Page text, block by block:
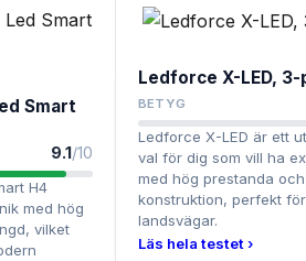
Smart
9.1/10
H4
med hög
vilket
Ledforce X-LED, 3-
BETYG
Ledforce X-LED är ett
val för dig som vill ha
med hög prestanda
konstruktion, perfekt
landsvägar.
Läs hela testet ›